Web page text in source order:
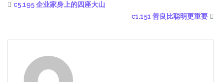
c5.195 企业家身上的四座大山
c1.151 善良比聪明更重要